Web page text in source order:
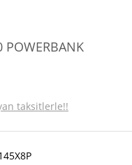
POWERBANK
taksitlerle!!